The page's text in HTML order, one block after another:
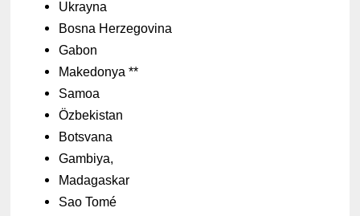
Ukrayna
Bosna Herzegovina
Gabon
Makedonya **
Samoa
Özbekistan
Botsvana
Gambiya,
Madagaskar
Sao Tomé